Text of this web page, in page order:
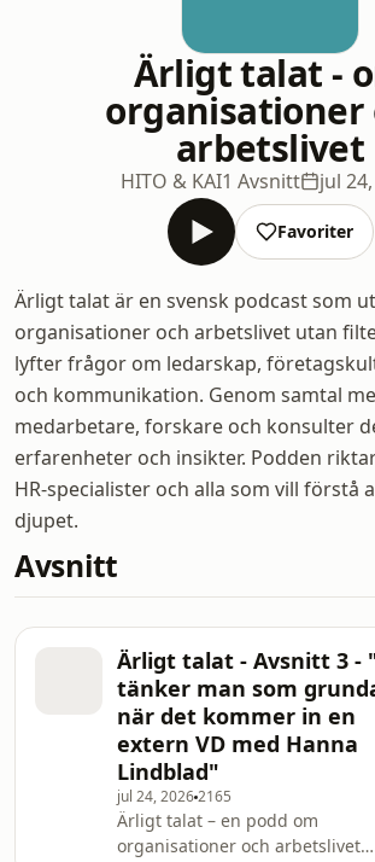
Ärligt talat -
organisationer
arbetslivet
HITO & KAI1 Avsnitt jul
Favoriter
Ärligt talat är en svensk podcast som
organisationer och arbetslivet utan
lyfter frågor om ledarskap,
och kommunikation. Genom samtal
medarbetare, forskare och konsulter
erfarenheter och insikter. Podden
HR-specialister och alla som vill förstå
djupet.
Avsnitt
Ärligt talat - Avsnitt 3 -
tänker man som
när det kommer in en
extern VD med Hanna
Lindblad"
jul 24, 20262165
Ärligt talat – en podd om
organisationer och arbetslivet